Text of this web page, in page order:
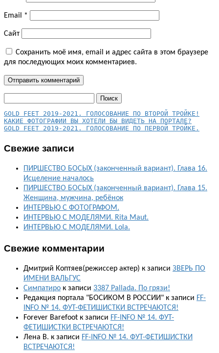
Email *
Сайт
Сохранить моё имя, email и адрес сайта в этом браузере
для последующих моих комментариев.
КАКИЕ ФОТОГРАФИИ ВЫ ХОТЕЛИ БЫ ВИДЕТЬ НА ПОРТАЛЕ?
GOLD FEET 2019-2021. ГОЛОСОВАНИЕ ПО ПЕРВОЙ ТРОЙКЕ.
Свежие записи
ПИРШЕСТВО БОСЫХ (законченный вариант). Глава 16.
Исцеление началось
ПИРШЕСТВО БОСЫХ (законченный вариант). Глава 15.
Женщина, мужчина, ребёнок
ИНТЕРВЬЮ С ФОТОГРАФОМ.
ИНТЕРВЬЮ С МОДЕЛЯМИ. Rita Maut.
ИНТЕРВЬЮ С МОДЕЛЯМИ. Lola.
Свежие комментарии
Дмитрий Коптяев(режиссер актер) к записи ЗВЕРЬ ПО
ИМЕНИ ВАЛЬГУС
Симпатиро к записи 3387 Pallada. По грязи!
Редакция портала "БОСИКОМ В РОССИИ" к записи FF-
INFO № 14. ФУТ-ФЕТИШИСТКИ ВСТРЕЧАЮТСЯ!
Forever Barefoot к записи FF-INFO № 14. ФУТ-
ФЕТИШИСТКИ ВСТРЕЧАЮТСЯ!
Лена В. к записи FF-INFO № 14. ФУТ-ФЕТИШИСТКИ
ВСТРЕЧАЮТСЯ!